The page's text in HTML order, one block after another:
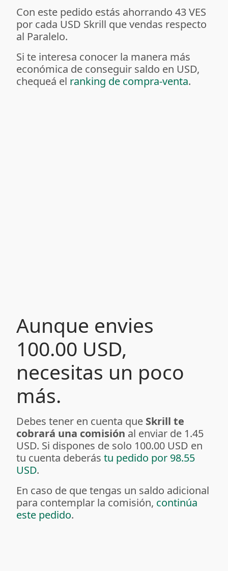
Con este pedido estás ahorrando 43 VES
por cada USD Skrill que vendas respecto
al Paralelo.
Si te interesa conocer la manera más
económica de conseguir saldo en USD,
chequeá el ranking de compra-venta.
Aunque envies
100.00 USD,
necesitas un poco
más.
Debes tener en cuenta que Skrill te
cobrará una comisión al enviar de 1.45
USD. Si dispones de solo 100.00 USD en
tu cuenta deberás tu pedido por 98.55
USD.
En caso de que tengas un saldo adicional
para contemplar la comisión, continúa
este pedido.